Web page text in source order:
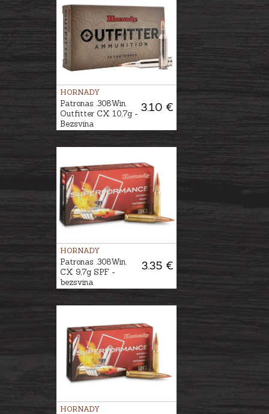
HORNADY
3.10 €
Patronas .308Win.
Outfitter CX 10,7g -
Bezsvina
HORNADY
3.35 €
Patronas .308Win.
CX 9,7g SPF -
bezsvina
HORNADY